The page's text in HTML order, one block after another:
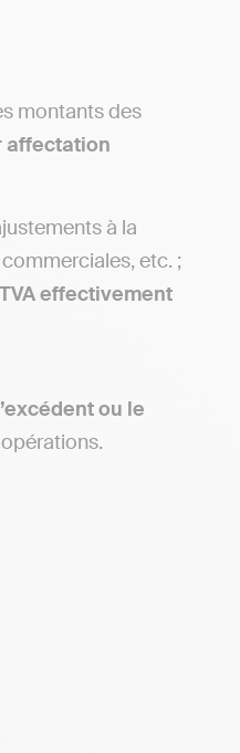
montants des
affectation
à la
etc. ;
effectivement
ou le